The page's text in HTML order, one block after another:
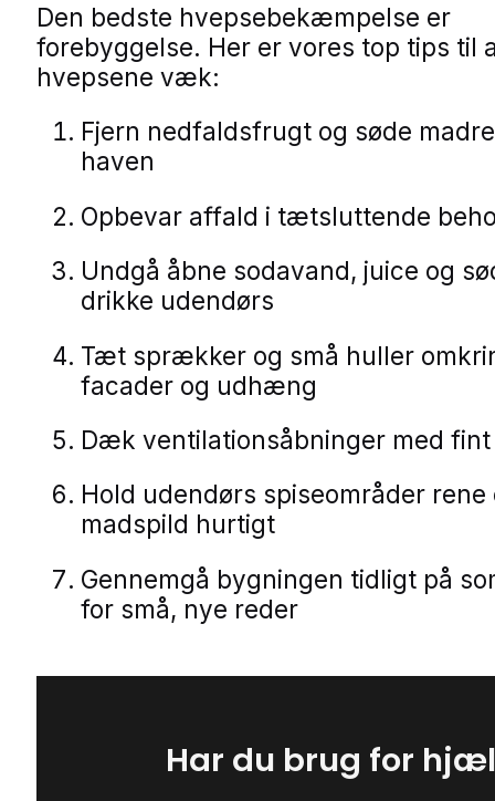
Den bedste hvepsebekæmpelse er
forebyggelse. Her er vores top tips til
hvepsene væk:
Fjern nedfaldsfrugt og søde
haven
Opbevar affald i tætsluttende
Undgå åbne sodavand, juice og
drikke udendørs
Tæt sprækker og små huller
facader og udhæng
Dæk ventilationsåbninger med
Hold udendørs spiseområder
madspild hurtigt
Gennemgå bygningen tidligt på
for små, nye reder
Har du brug for